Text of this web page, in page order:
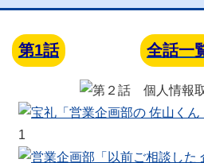
第1話 全話一
1